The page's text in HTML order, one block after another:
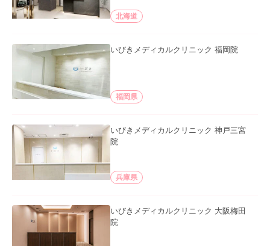
北海道
いびきメディカルクリニック 福岡院
福岡県
いびきメディカルクリニック 神戸三宮
院
兵庫県
いびきメディカルクリニック 大阪梅田
院